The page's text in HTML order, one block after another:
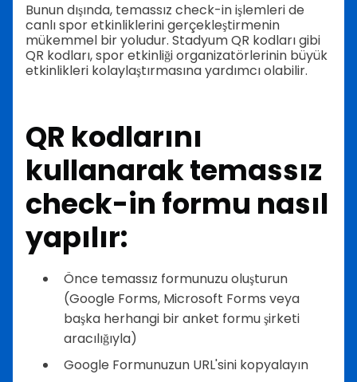
Bunun dışında, temassız check-in işlemleri de
canlı spor etkinliklerini gerçekleştirmenin
mükemmel bir yoludur. Stadyum QR kodları gibi
QR kodları, spor etkinliği organizatörlerinin büyük
etkinlikleri kolaylaştırmasına yardımcı olabilir.
QR kodlarını
kullanarak temassız
check-in formu nasıl
yapılır:
Önce temassız formunuzu oluşturun
(Google Forms, Microsoft Forms veya
başka herhangi bir anket formu şirketi
aracılığıyla)
Google Formunuzun URL'sini kopyalayın